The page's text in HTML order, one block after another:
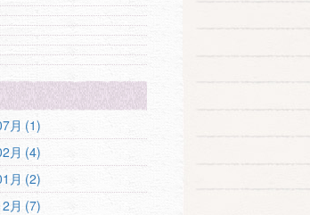
月 (1)
月 (4)
月 (2)
月 (7)